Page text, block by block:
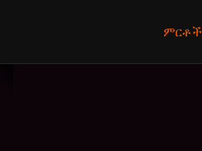
ምርቶች